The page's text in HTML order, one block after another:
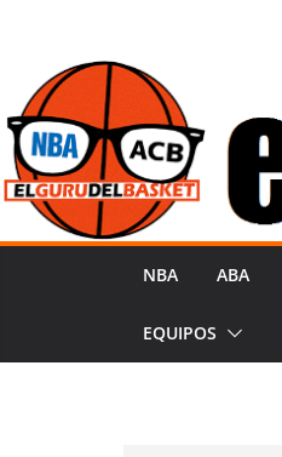
contenido
NBA ABA
EQUIPOS